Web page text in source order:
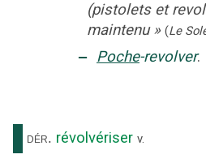
(pistolets et
maintenu » (Le
‒ Poche-revolver.
dér. révolvériser v.